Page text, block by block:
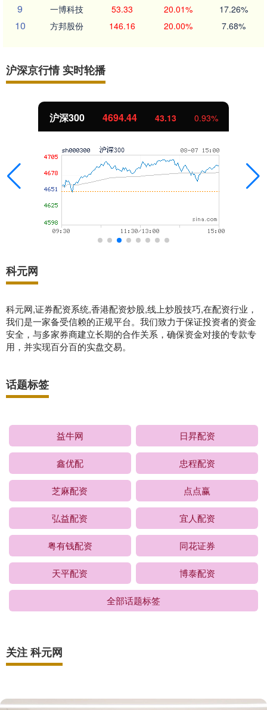
9 一博科技 53.33 20.01% 17.26%
10 方邦股份 146.16 20.00% 7.68%
沪深京行情 实时轮播
北证50 1134.24 11.37 1.01%
科元网
科元网,证券配资系统,香港配资炒股,线上炒股技巧,在配资行业，
我们是一家备受信赖的正规平台。我们致力于保证投资者的资金
安全，与多家券商建立长期的合作关系，确保资金对接的专款专
用，并实现百分百的实盘交易。
话题标签
益牛网 日昇配资
鑫优配 忠程配资
芝麻配资 点点赢
弘益配资 宜人配资
粤有钱配资 同花证券
天平配资 博泰配资
全部话题标签
关注 科元网